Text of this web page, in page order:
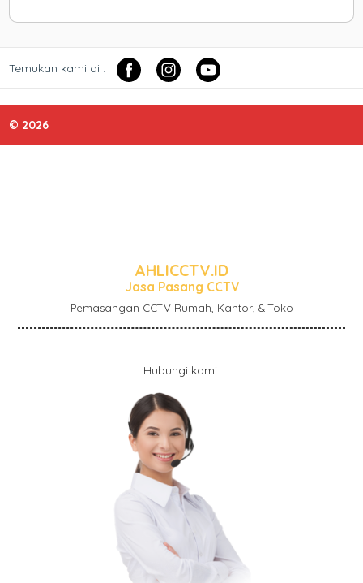
Temukan kami di :
© 2026
AHLICCTV.ID
Jasa Pasang CCTV
Pemasangan CCTV Rumah, Kantor, & Toko
Hubungi kami: